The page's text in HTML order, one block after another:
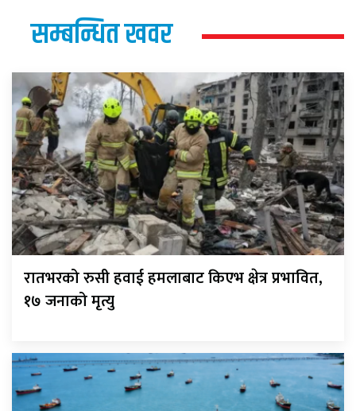
सम्बन्धित खवर
रातभरको रुसी हवाई हमलाबाट किएभ क्षेत्र प्रभावित,
१७ जनाको मृत्यु